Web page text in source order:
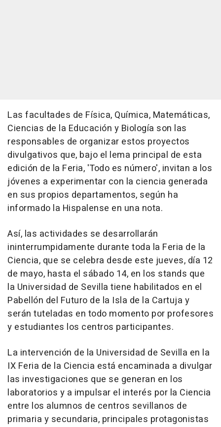
Las facultades de Física, Química, Matemáticas,
Ciencias de la Educación y Biología son las
responsables de organizar estos proyectos
divulgativos que, bajo el lema principal de esta
edición de la Feria, 'Todo es número', invitan a los
jóvenes a experimentar con la ciencia generada
en sus propios departamentos, según ha
informado la Hispalense en una nota.
Así, las actividades se desarrollarán
ininterrumpidamente durante toda la Feria de la
Ciencia, que se celebra desde este jueves, día 12
de mayo, hasta el sábado 14, en los stands que
la Universidad de Sevilla tiene habilitados en el
Pabellón del Futuro de la Isla de la Cartuja y
serán tuteladas en todo momento por profesores
y estudiantes los centros participantes.
La intervención de la Universidad de Sevilla en la
IX Feria de la Ciencia está encaminada a divulgar
las investigaciones que se generan en los
laboratorios y a impulsar el interés por la Ciencia
entre los alumnos de centros sevillanos de
primaria y secundaria, principales protagonistas